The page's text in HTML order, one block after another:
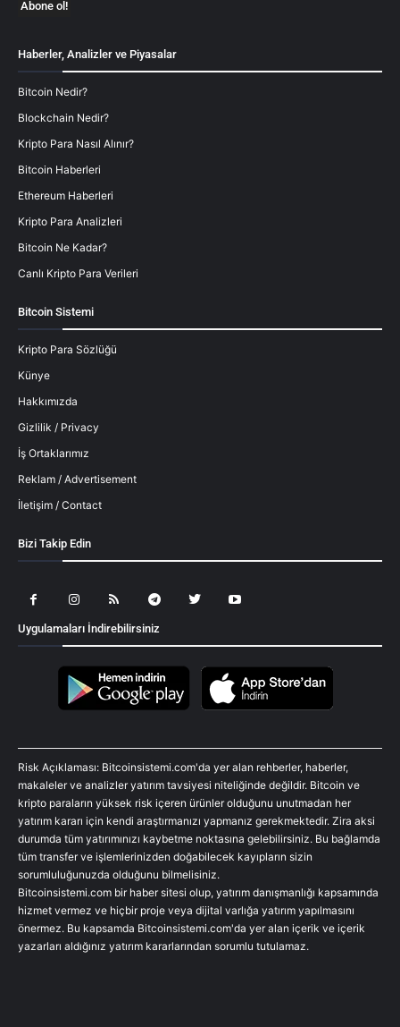
Haberler, Analizler ve Piyasalar
Bitcoin Nedir?
Blockchain Nedir?
Kripto Para Nasıl Alınır?
Bitcoin Haberleri
Ethereum Haberleri
Kripto Para Analizleri
Bitcoin Ne Kadar?
Canlı Kripto Para Verileri
Bitcoin Sistemi
Kripto Para Sözlüğü
Künye
Hakkımızda
Gizlilik / Privacy
İş Ortaklarımız
Reklam / Advertisement
İletişim / Contact
Bizi Takip Edin
Uygulamaları İndirebilirsiniz
Risk Açıklaması: Bitcoinsistemi.com'da yer alan rehberler, haberler,
makaleler ve analizler yatırım tavsiyesi niteliğinde değildir. Bitcoin ve
kripto paraların yüksek risk içeren ürünler olduğunu unutmadan her
yatırım kararı için kendi araştırmanızı yapmanız gerekmektedir. Zira aksi
durumda tüm yatırımınızı kaybetme noktasına gelebilirsiniz. Bu bağlamda
tüm transfer ve işlemlerinizden doğabilecek kayıpların sizin
sorumluluğunuzda olduğunu bilmelisiniz.
Bitcoinsistemi.com bir haber sitesi olup, yatırım danışmanlığı kapsamında
hizmet vermez ve hiçbir proje veya dijital varlığa yatırım yapılmasını
önermez. Bu kapsamda Bitcoinsistemi.com'da yer alan içerik ve içerik
yazarları aldığınız yatırım kararlarından sorumlu tutulamaz.